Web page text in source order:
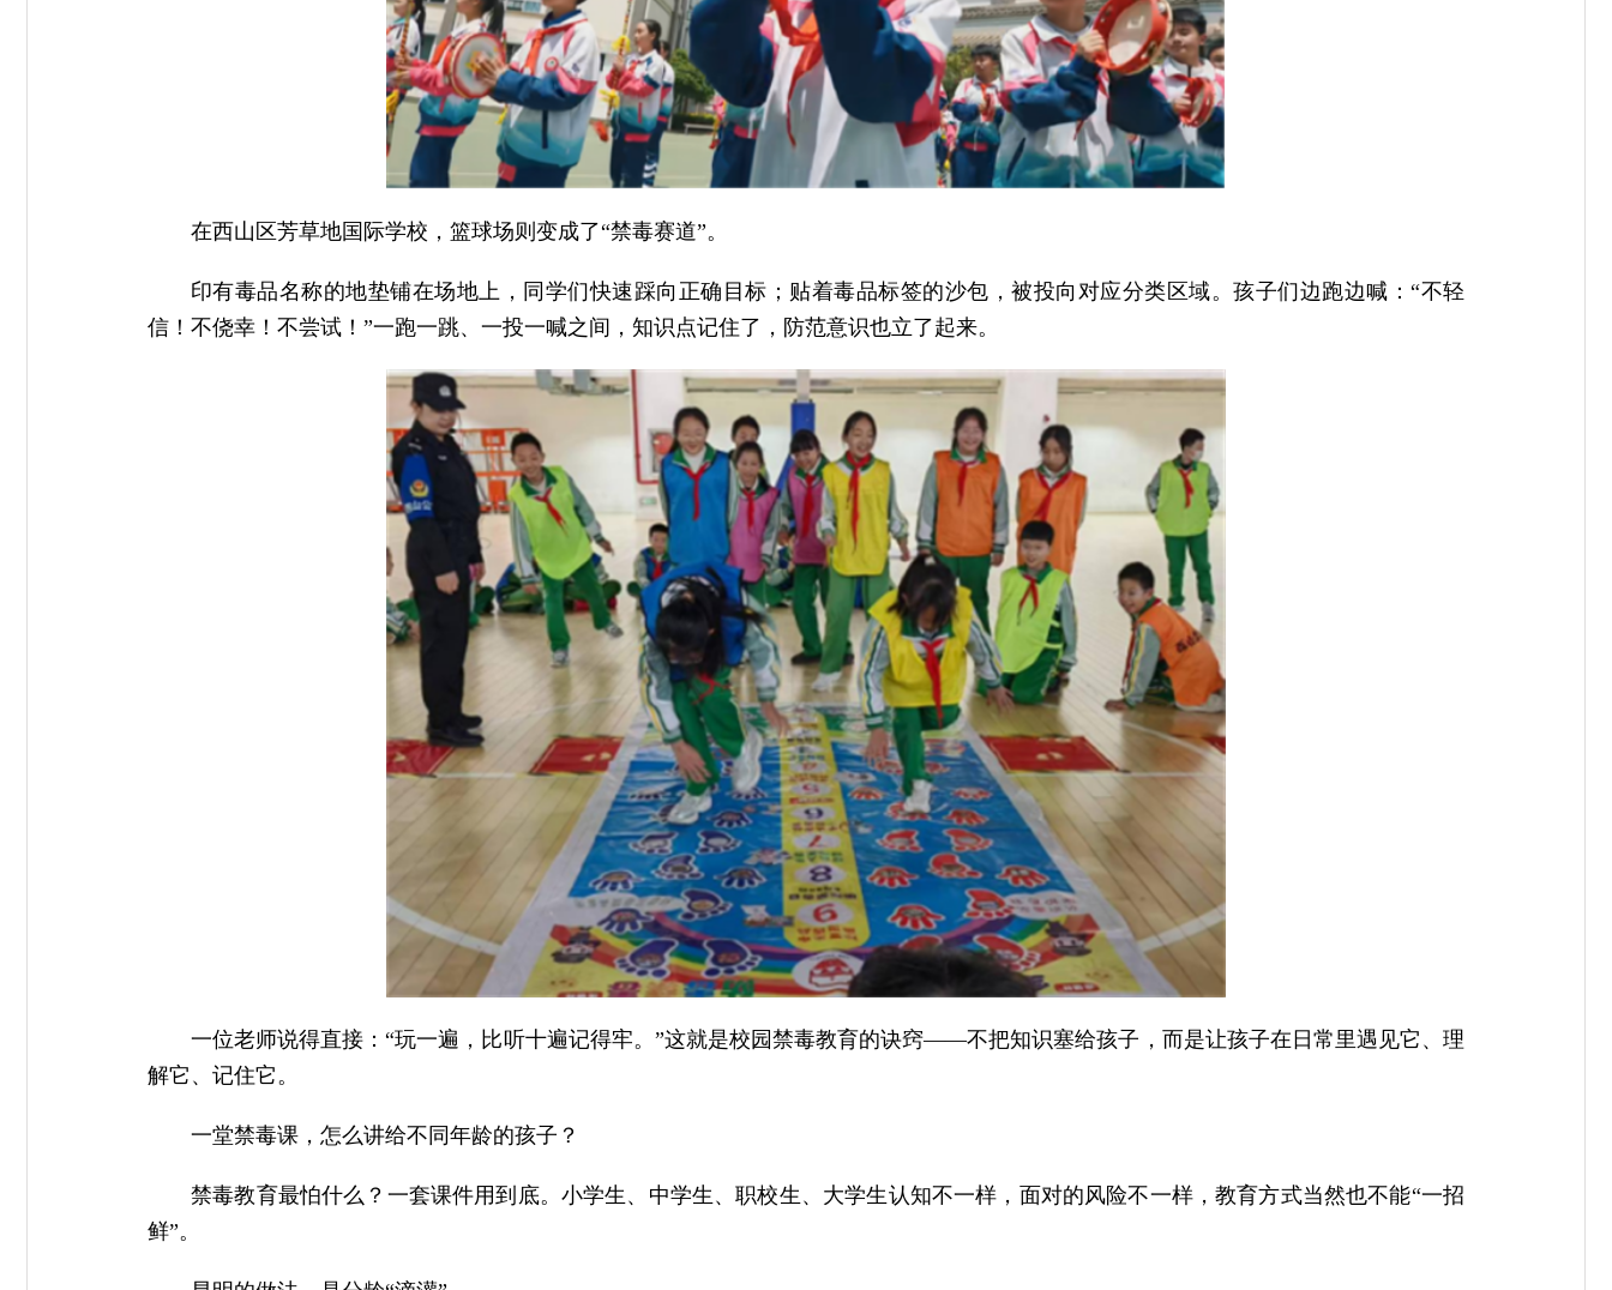
在西山区芳草地国际学校，篮球场则变成了“禁毒赛道”。
印有毒品名称的地垫铺在场地上，同学们快速踩向正确目标；贴着毒品标签的沙包，被投向对应分类区域。孩子们边跑边喊：“不轻
信！不侥幸！不尝试！”一跑一跳、一投一喊之间，知识点记住了，防范意识也立了起来。
一位老师说得直接：“玩一遍，比听十遍记得牢。”这就是校园禁毒教育的诀窍——不把知识塞给孩子，而是让孩子在日常里遇见它、理
解它、记住它。
一堂禁毒课，怎么讲给不同年龄的孩子？
禁毒教育最怕什么？一套课件用到底。小学生、中学生、职校生、大学生认知不一样，面对的风险不一样，教育方式当然也不能“一招
鲜”。